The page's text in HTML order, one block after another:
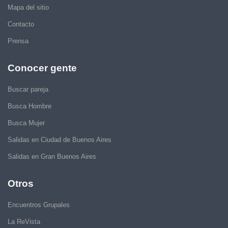
Mapa del sitio
Contacto
Prensa
Conocer gente
Buscar pareja
Busca Hombre
Busca Mujer
Salidas en Ciudad de Buenos Aires
Salidas en Gran Buenos Aires
Otros
Encuentros Grupales
La ReVista